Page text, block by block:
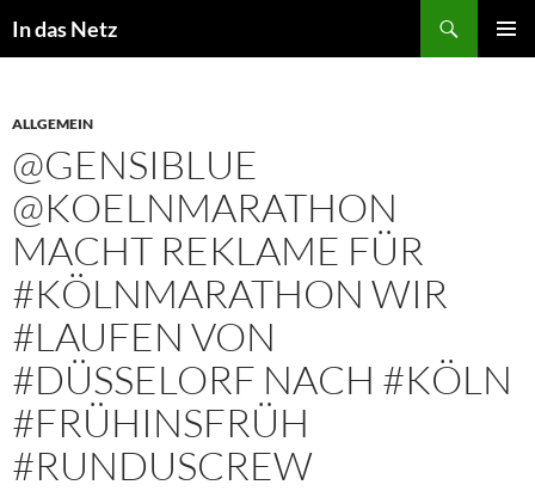
Inhalt
In das Netz
ALLGEMEIN
@GENSIBLUE
@KOELNMARATHON
MACHT REKLAME FÜR
#KÖLNMARATHON ‪WIR
#LAUFEN VON
#DÜSSELORF NACH #KÖLN
#FRÜHINSFRÜH
‬#RUNDUSCREW